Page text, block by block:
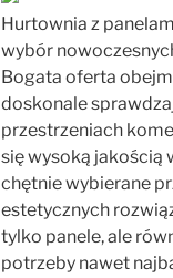
Hurtownia z
wybór
Bogata oferta
doskonale
przestrzeniach
się wysoką jakością
chętnie wybierane
estetycznych
tylko panele, ale
potrzeby nawet